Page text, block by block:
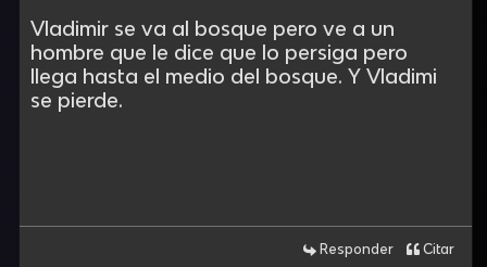
Vladimir se va al bosque pero ve a un
hombre que le dice que lo persiga pero
llega hasta el medio del bosque. Y Vladimi
se pierde.
Responder Citar